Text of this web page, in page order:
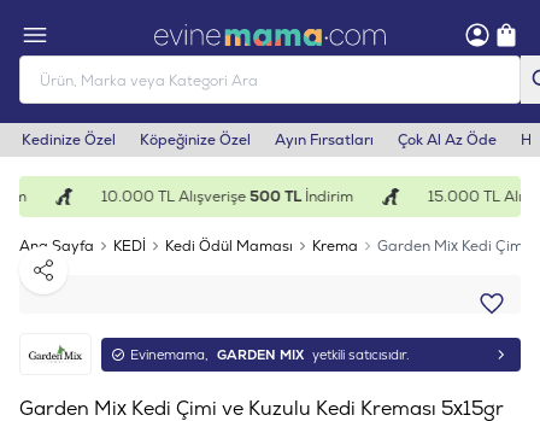
Kedinize Özel Köpeğinize Özel Ayın Fırsatları Çok Al Az Öde
10.000 TL Alışverişe500 TLİndirim 15.000 TL
Ana Sayfa KEDİ Kedi Ödül Maması Krema
Garden Mix Kedi Çimi
Paylaş
Evinemama, GARDEN MIX yetkili satıcısıdır.
Garden Mix Kedi Çimi ve Kuzulu Kedi Kreması 5x15gr